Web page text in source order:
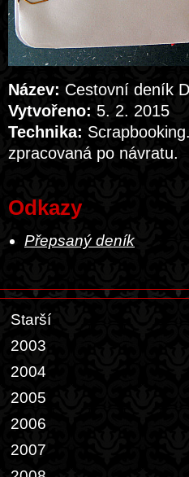
Název: Cestovní deník
Vytvořeno: 5. 2. 2015
Technika:
zpracovaná po návratu.
Odkazy
Přepsaný deník
Starší
2003
2004
2005
2006
2007